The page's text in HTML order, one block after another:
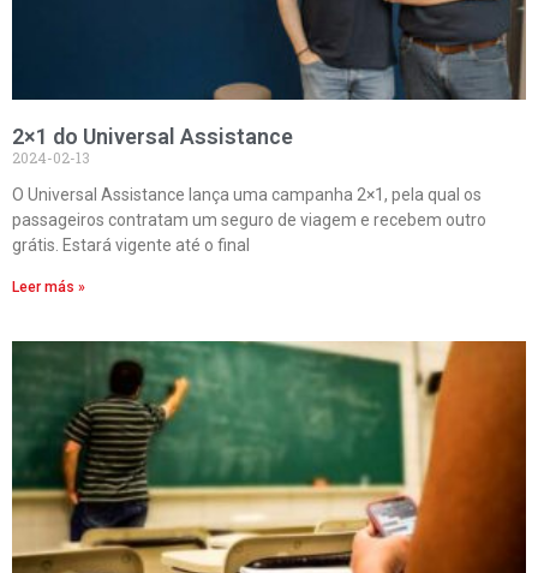
2×1 do Universal Assistance
2024-02-13
O Universal Assistance lança uma campanha 2×1, pela qual os
passageiros contratam um seguro de viagem e recebem outro
grátis. Estará vigente até o final